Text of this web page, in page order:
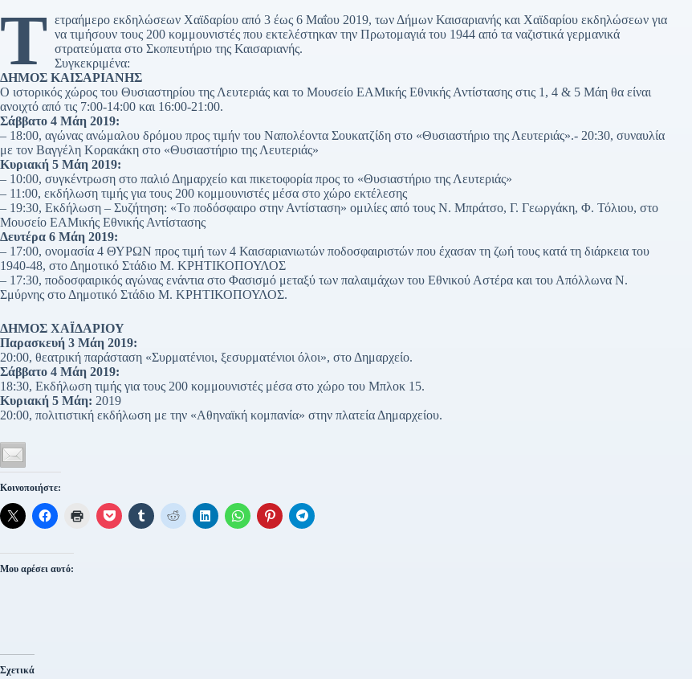
Τ ετραήμερο εκδηλώσεων Χαϊδαρίου από 3 έως 6 Μαΐου 2019, των Δήμων Καισαριανής και Χαϊδαρίου εκδηλώσεων για
να τιμήσουν τους 200 κομμουνιστές που εκτελέστηκαν την Πρωτομαγιά του 1944 από τα ναζιστικά γερμανικά
στρατεύματα στο Σκοπευτήριο της Καισαριανής.
Συγκεκριμένα:
ΔΗΜΟΣ ΚΑΙΣΑΡΙΑΝΗΣ
Ο ιστορικός χώρος του Θυσιαστηρίου της Λευτεριάς και το Μουσείο ΕΑΜικής Εθνικής Αντίστασης στις 1, 4 & 5 Μάη θα είναι
ανοιχτό από τις 7:00-14:00 και 16:00-21:00.
Σάββατο 4 Μάη 2019:
– 18:00, αγώνας ανώμαλου δρόμου προς τιμήν του Ναπολέοντα Σουκατζίδη στο «Θυσιαστήριο της Λευτεριάς».- 20:30, συναυλία
με τον Βαγγέλη Κορακάκη στο «Θυσιαστήριο της Λευτεριάς»
Κυριακή 5 Μάη 2019:
– 10:00, συγκέντρωση στο παλιό Δημαρχείο και πικετοφορία προς το «Θυσιαστήριο της Λευτεριάς»
– 11:00, εκδήλωση τιμής για τους 200 κομμουνιστές μέσα στο χώρο εκτέλεσης
– 19:30, Εκδήλωση – Συζήτηση: «Το ποδόσφαιρο στην Αντίσταση» ομιλίες από τους Ν. Μπράτσο, Γ. Γεωργάκη, Φ. Τόλιου, στο
Μουσείο ΕΑΜικής Εθνικής Αντίστασης
Δευτέρα 6 Μάη 2019:
– 17:00, ονομασία 4 ΘΥΡΩΝ προς τιμή των 4 Καισαριανιωτών ποδοσφαιριστών που έχασαν τη ζωή τους κατά τη διάρκεια του
1940-48, στο Δημοτικό Στάδιο Μ. ΚΡΗΤΙΚΟΠΟΥΛΟΣ
– 17:30, ποδοσφαιρικός αγώνας ενάντια στο Φασισμό μεταξύ των παλαιμάχων του Εθνικού Αστέρα και του Απόλλωνα Ν.
Σμύρνης στο Δημοτικό Στάδιο Μ. ΚΡΗΤΙΚΟΠΟΥΛΟΣ.
ΔΗΜΟΣ ΧΑΪΔΑΡΙΟΥ
Παρασκευή 3 Μάη 2019:
20:00, θεατρική παράσταση «Συρματένιοι, ξεσυρματένιοι όλοι», στο Δημαρχείο.
Σάββατο 4 Μάη 2019:
18:30, Εκδήλωση τιμής για τους 200 κομμουνιστές μέσα στο χώρο του Μπλοκ 15.
Κυριακή 5 Μάη: 2019
20:00, πολιτιστική εκδήλωση με την «Αθηναϊκή κομπανία» στην πλατεία Δημαρχείου.
Κοινοποιήστε:
Μου αρέσει αυτό:
Σχετικά